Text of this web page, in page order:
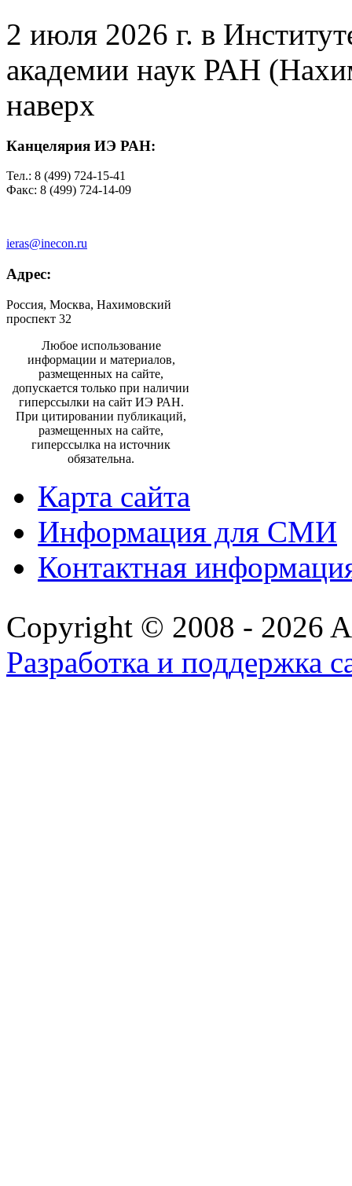
2 июля 2026 г. в
академии наук РАН
наверх
Канцелярия ИЭ РАН:
Тел.: 8 (499) 724-15-41
Факс: 8 (499) 724-14-09
ieras@inecon.ru
Адрес:
Россия, Москва, Нахимовский
проспект 32
Любое использование
информации и материалов,
размещенных на сайте,
допускается только при наличии
гиперссылки на сайт ИЭ РАН.
При цитировании публикаций,
размещенных на сайте,
гиперссылка на источник
обязательна.
Карта сайта
Информация для СМИ
Контактная
Copyright © 2008 - 2026
Разработка и поддержка